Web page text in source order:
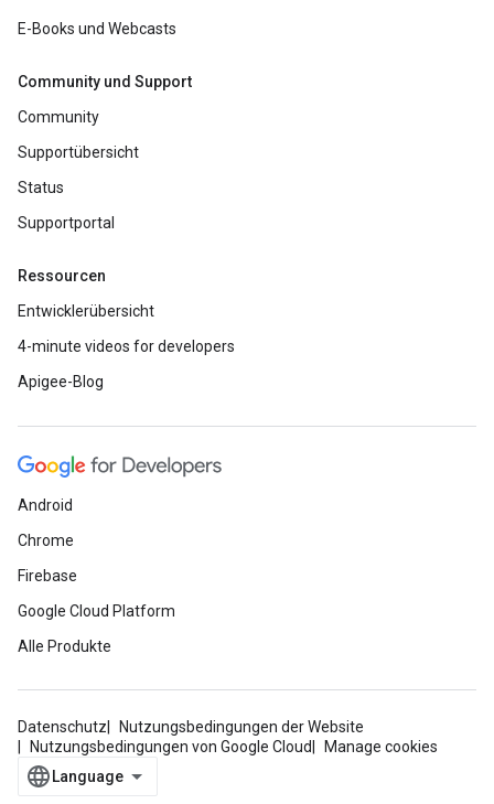
E-Books und Webcasts
Community und Support
Community
Supportübersicht
Status
Supportportal
Ressourcen
Entwicklerübersicht
4-minute videos for developers
Apigee-Blog
Android
Chrome
Firebase
Google Cloud Platform
Alle Produkte
Datenschutz
Nutzungsbedingungen der Website
Nutzungsbedingungen von Google Cloud
Manage cookies